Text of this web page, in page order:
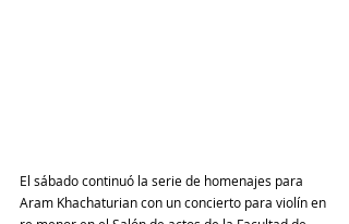
El sábado continuó la serie de homenajes para
Aram Khachaturian con un concierto para violín en